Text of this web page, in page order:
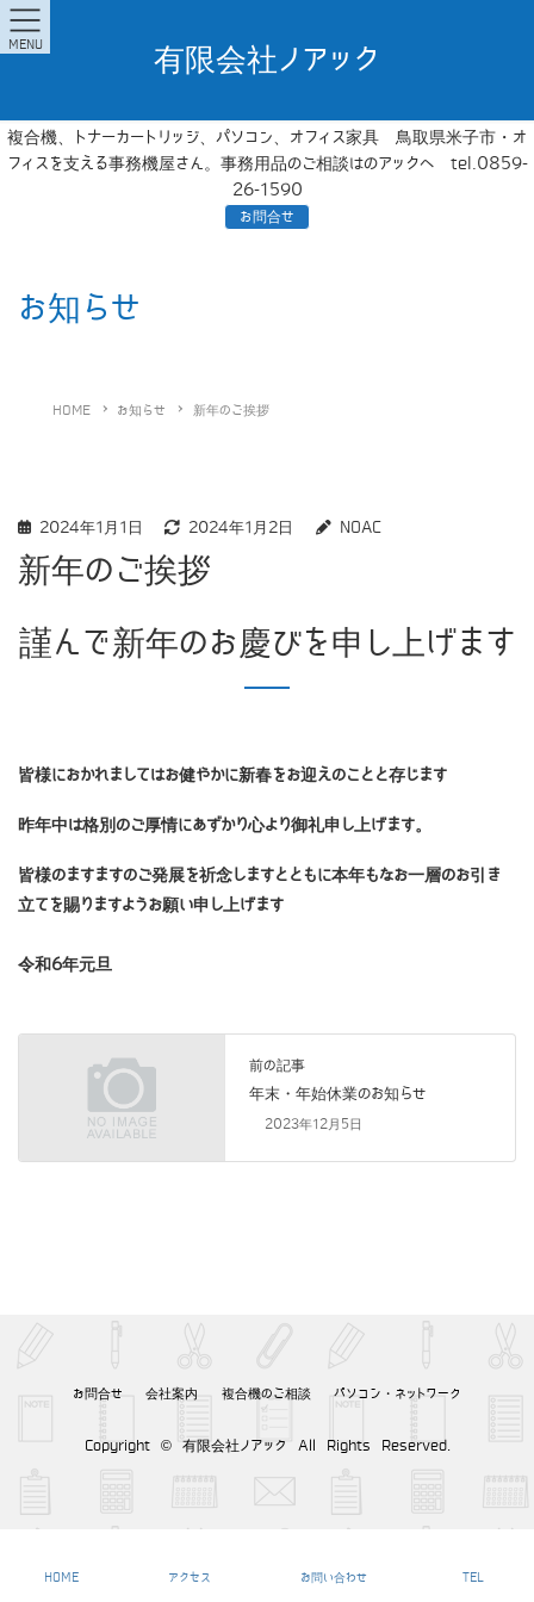
有限会社ノアック
複合機、トナーカートリッジ、パソコン、オフィス家具 鳥取県米子市・オ
フィスを支える事務機屋さん。事務用品のご相談はのアックへ tel.0859-
26-1590
お問合せ
お知らせ
HOME お知らせ 新年のご挨拶
2024年1月1日 2024年1月2日 NOAC
新年のご挨拶
謹んで新年のお慶びを申し上げます
皆様におかれましてはお健やかに新春をお迎えのことと存じます
昨年中は格別のご厚情にあずかり心より御礼申し上げます。
皆様のますますのご発展を祈念しますとともに本年もなお一層のお引き
立てを賜りますようお願い申し上げます
令和6年元旦
前の記事
年末・年始休業のお知らせ
2023年12月5日
お問合せ 会社案内 複合機のご相談 パソコン・ネットワーク
Copyright © 有限会社ノアック All Rights Reserved.
HOME アクセス お問い合わせ TEL
MENU